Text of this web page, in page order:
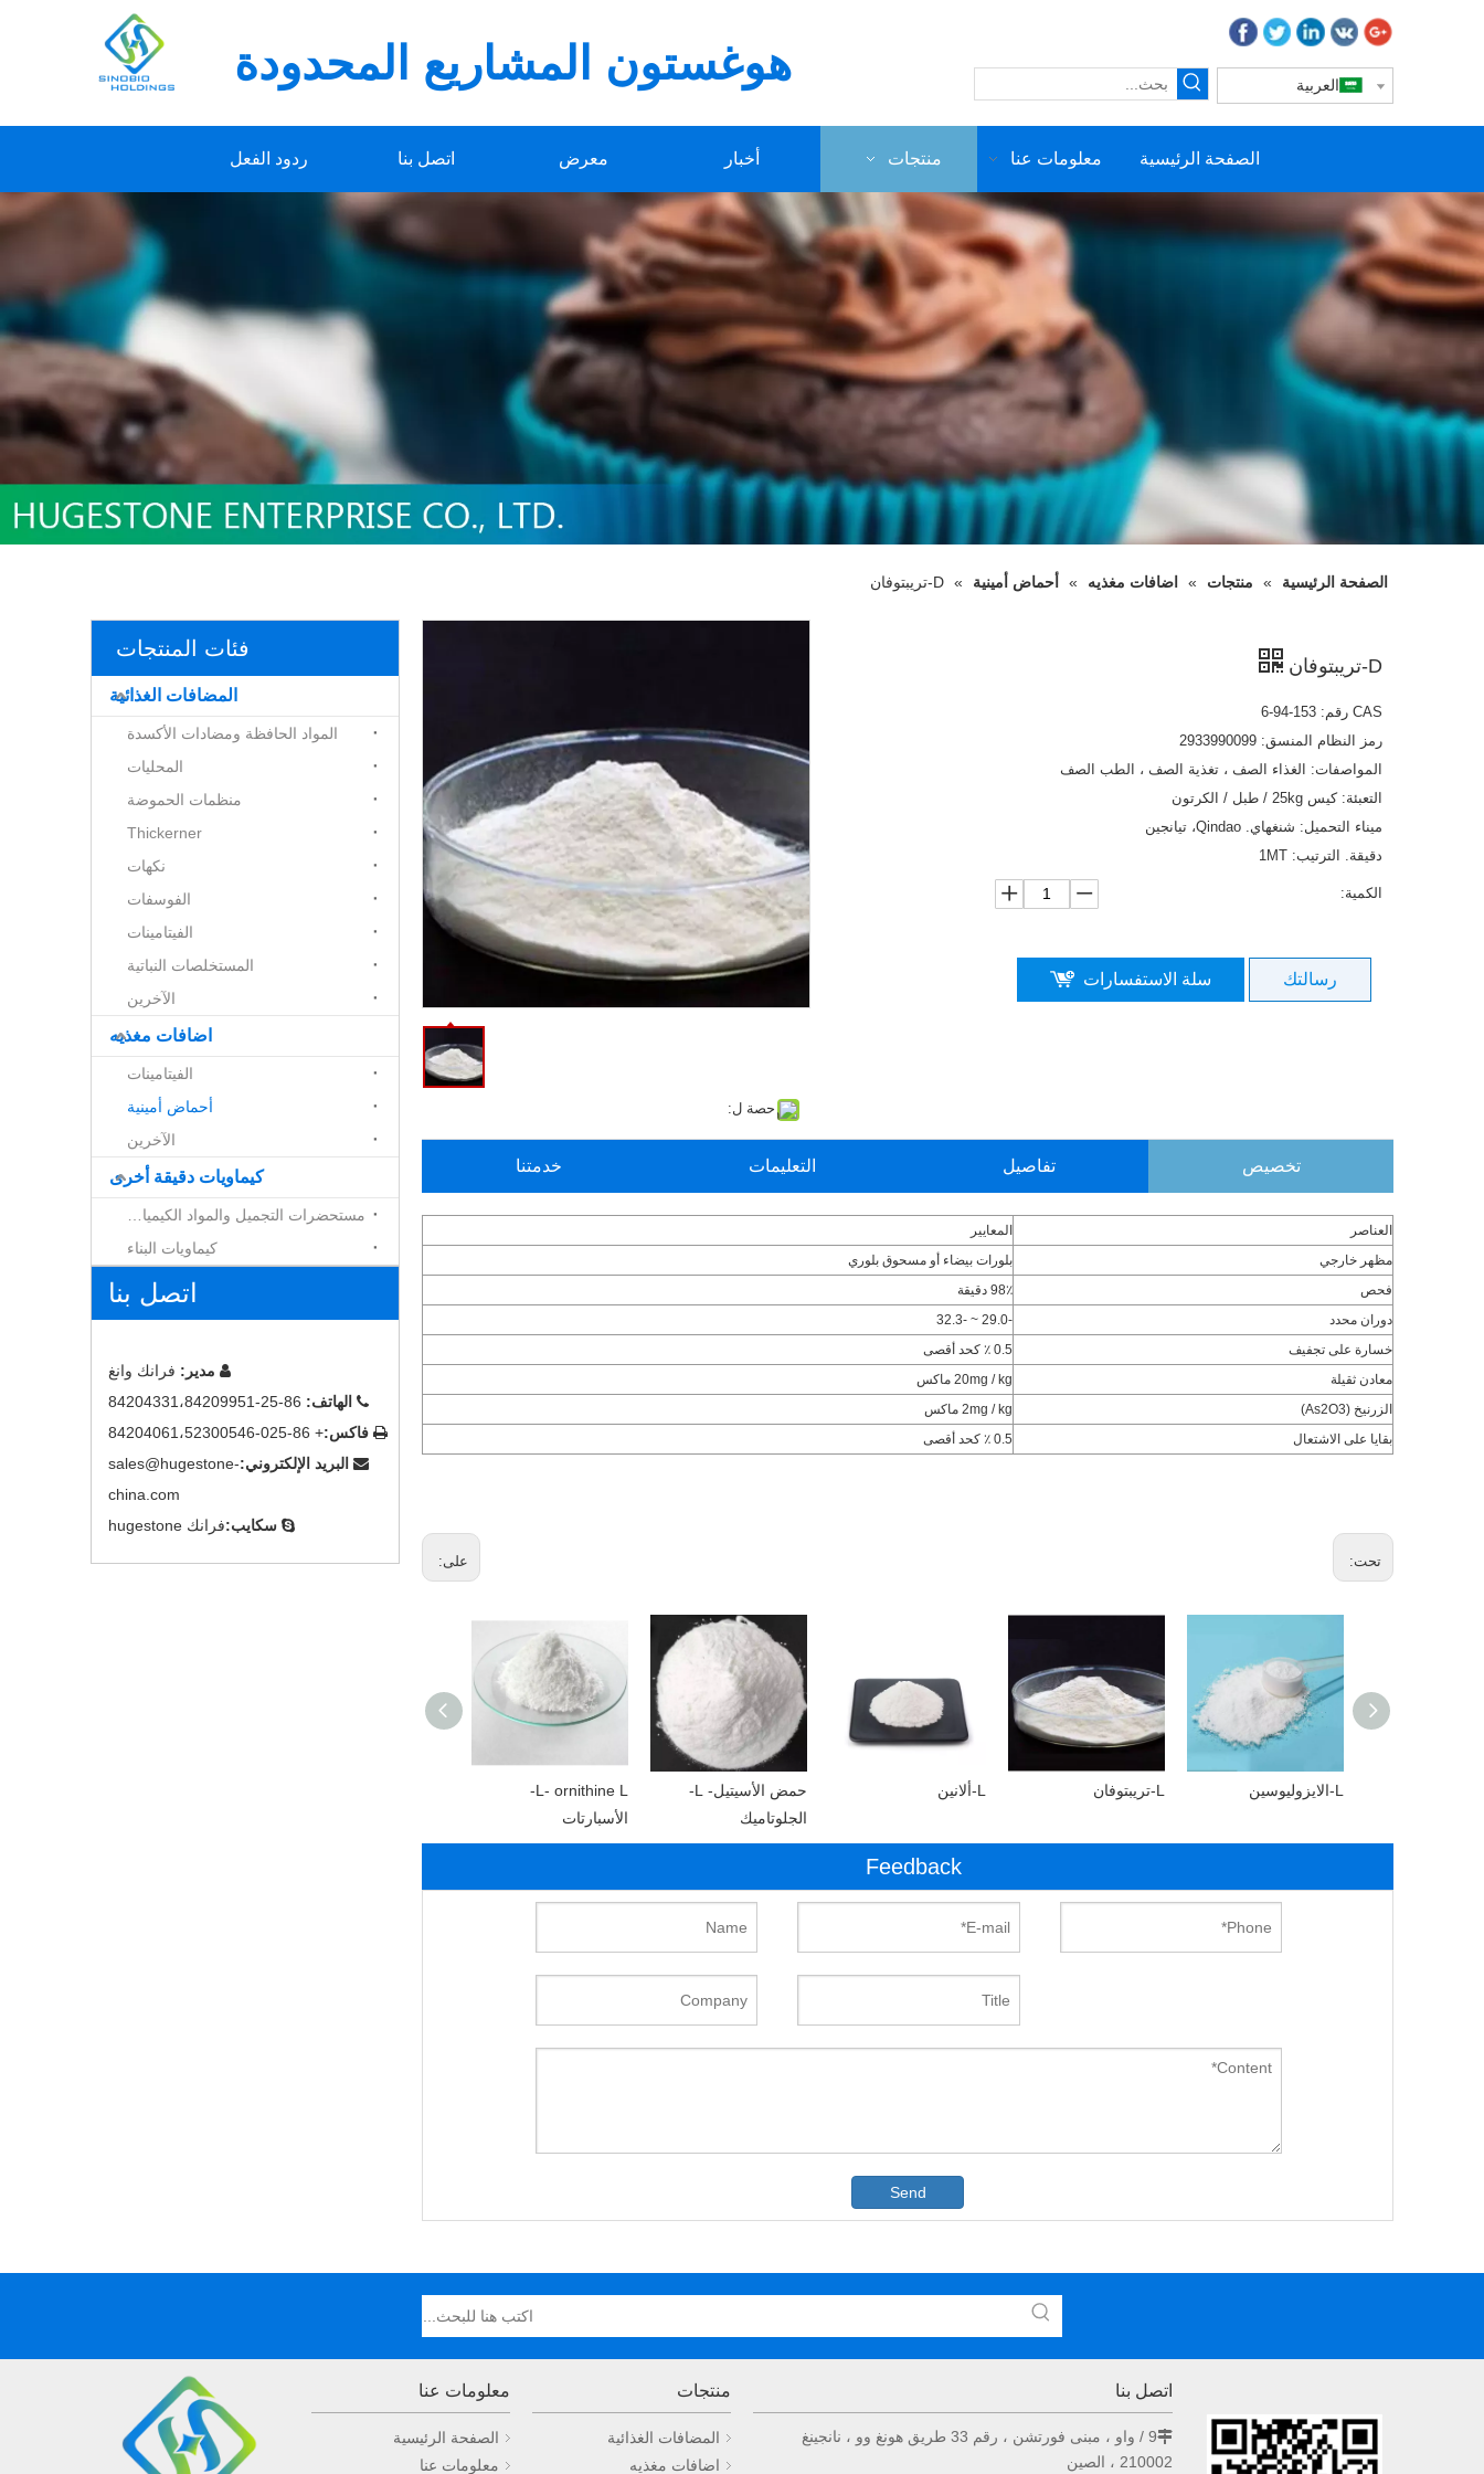
هوغستون المشاريع المحدودة العربية
الصفحة الرئيسية معلومات عنا منتجات أخبار معرض اتصل بنا ردود الفعل
الصفحة الرئيسية » منتجات » اضافات مغذيه » أحماض أمينية » D-تريبتوفان
فئات المنتجات
المضافات الغذائية
المواد الحافظة ومضادات الأكسدة
المحليات
منظمات الحموضة
Thickerner
نكهات
الفوسفات
الفيتامينات
المستخلصات النباتية
الآخرين
اضافات مغذيه
الفيتامينات
أحماض أمينية
الآخرين
كيماويات دقيقة أخرى
كيماويات البناء
اتصل بنا
 مدير: فرانك وانغ
 الهاتف:
 فاكس:+ 86-025-84204061،52300546
 البريد الإلكتروني:sales@hugestone-
china.com
 سكايب:فرانك hugestone
حصة ل:
D-تريبتوفان
CAS رقم: 153-94-6
رمز النظام المنسق: 2933990099
المواصفات: الغذاء الصف ، تغذية الصف ، الطب الصف
التعبئة: كيس 25kg / طبل / الكرتون
ميناء التحميل: شنغهاي. Qindao، تيانجين
دقيقة. الترتيب: 1MT
الكمية:
رسالتك سلة الاستفسارات
تخصيص تفاصيل التعليمات خدمتنا
العناصر
المعايير
مظهر خارجي
بلورات بيضاء أو مسحوق بلوري
فحص
98٪ دقيقة
دوران محدد
-29.0 ~ -32.3
خسارة على تجفيف
0.5 ٪ كحد أقصى
معادن ثقيلة
20mg / kg ماكس
الزرنيخ (As2O3)
2mg / kg ماكس
بقايا على الاشتعال
0.5 ٪ كحد أقصى
على: تحت:
L- ornithine L-
الأسبارتات
حمض الأسيتيل- L-
الجلوتاميك
L-ألانين L-تريبتوفان L-الايزوليوسين
Feedback
Send
معلومات عنا
الصفحة الرئيسية
معلومات عنا
منتجات
المضافات الغذائية
اضافات مغذيه
اتصل بنا
9 / واو ، مبنى فورتشن ، رقم 33 طريق هونغ وو ، نانجينغ
210002 ، الصين